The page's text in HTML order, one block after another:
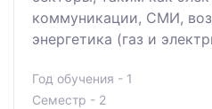
коммуникации, СМИ,
энергетика (газ и
Год обучения - 1
Семестр - 2